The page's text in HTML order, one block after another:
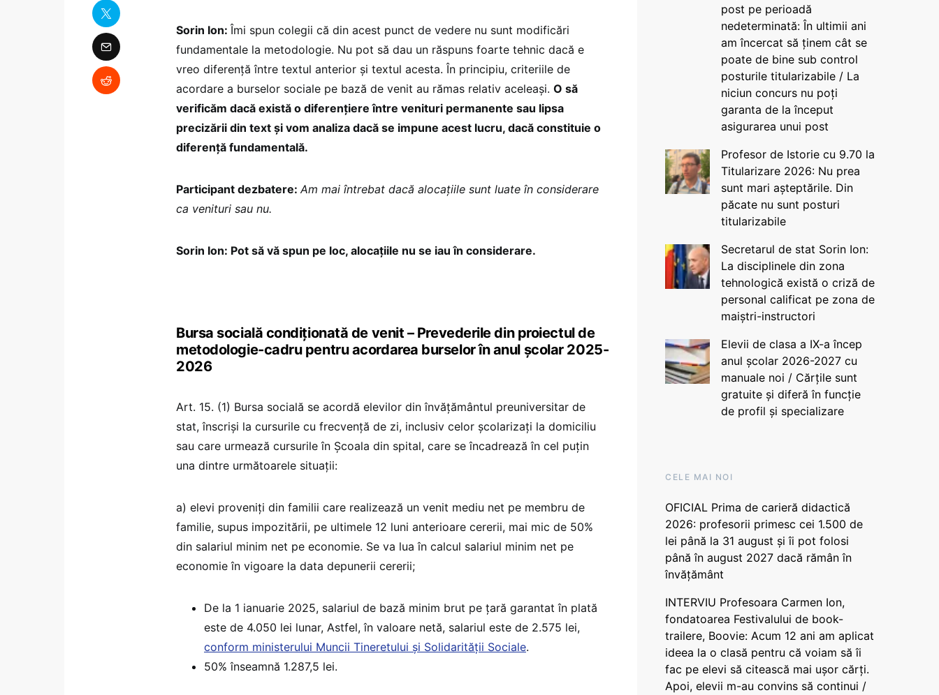
Sorin Ion: Îmi spun colegii că din acest punct de vedere nu sunt modificări
fundamentale la metodologie. Nu pot să dau un răspuns foarte tehnic dacă e
vreo diferență între textul anterior și textul acesta. În principiu, criteriile de
acordare a burselor sociale pe bază de venit au rămas relativ aceleași. O să
verificăm dacă există o diferențiere între venituri permanente sau lipsa
precizării din text și vom analiza dacă se impune acest lucru, dacă constituie o
diferență fundamentală.
Participant dezbatere: Am mai întrebat dacă alocațiile sunt luate în considerare
ca venituri sau nu.
Sorin Ion: Pot să vă spun pe loc, alocațiile nu se iau în considerare.
Bursa socială condiționată de venit – Prevederile din proiectul de
metodologie-cadru pentru acordarea burselor în anul școlar 2025-
2026
Art. 15. (1) Bursa socială se acordă elevilor din învăţământul preuniversitar de
stat, înscrişi la cursurile cu frecvenţă de zi, inclusiv celor şcolarizaţi la domiciliu
sau care urmează cursurile în Școala din spital, care se încadrează în cel puţin
una dintre următoarele situaţii:
a) elevi proveniţi din familii care realizează un venit mediu net pe membru de
familie, supus impozitării, pe ultimele 12 luni anterioare cererii, mai mic de 50%
din salariul minim net pe economie. Se va lua în calcul salariul minim net pe
economie în vigoare la data depunerii cererii;
De la 1 ianuarie 2025, salariul de bază minim brut pe ţară garantat în plată
este de 4.050 lei lunar, Astfel, în valoare netă, salariul este de 2.575 lei,
conform ministerului Muncii Tineretului și Solidarității Sociale.
50% înseamnă 1.287,5 lei.
post pe perioadă
nedeterminată: În ultimii ani
am încercat să ținem cât se
poate de bine sub control
posturile titularizabile / La
niciun concurs nu poți
garanta de la început
asigurarea unui post
Profesor de Istorie cu 9.70 la
Titularizare 2026: Nu prea
sunt mari așteptările. Din
păcate nu sunt posturi
titularizabile
Secretarul de stat Sorin Ion:
La disciplinele din zona
tehnologică există o criză de
personal calificat pe zona de
maiștri-instructori
Elevii de clasa a IX-a încep
anul școlar 2026-2027 cu
manuale noi / Cărțile sunt
gratuite și diferă în funcție
de profil și specializare
CELE MAI NOI
OFICIAL Prima de carieră didactică
2026: profesorii primesc cei 1.500 de
lei până la 31 august și îi pot folosi
până în august 2027 dacă rămân în
învățământ
INTERVIU Profesoara Carmen Ion,
fondatoarea Festivalului de book-
trailere, Boovie: Acum 12 ani am aplicat
ideea la o clasă pentru că voiam să îi
fac pe elevi să citească mai ușor cărți.
Apoi, elevii m-au convins să continui /